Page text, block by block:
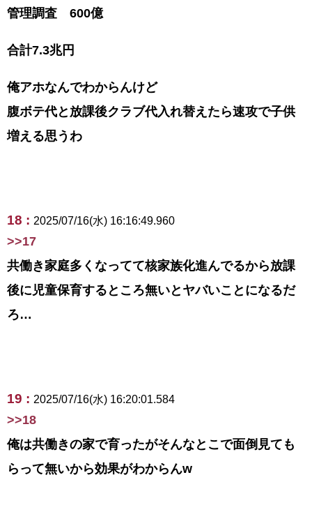
管理調査 600億
合計7.3兆円
俺アホなんでわからんけど
腹ボテ代と放課後クラブ代入れ替えたら速攻で子供
増える思うわ
18 : 2025/07/16(水) 16:16:49.960
>>17
共働き家庭多くなってて核家族化進んでるから放課
後に児童保育するところ無いとヤバいことになるだ
ろ…
19 : 2025/07/16(水) 16:20:01.584
>>18
俺は共働きの家で育ったがそんなとこで面倒見ても
らって無いから効果がわからんw